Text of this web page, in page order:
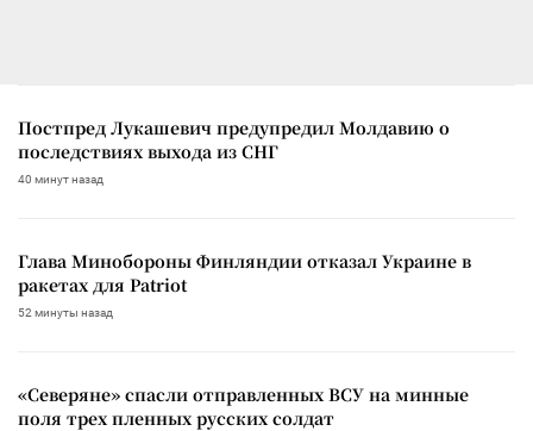
Постпред Лукашевич предупредил Молдавию о
последствиях выхода из СНГ
40 минут назад
Глава Минобороны Финляндии отказал Украине в
ракетах для Patriot
52 минуты назад
«Северяне» спасли отправленных ВСУ на минные
поля трех пленных русских солдат